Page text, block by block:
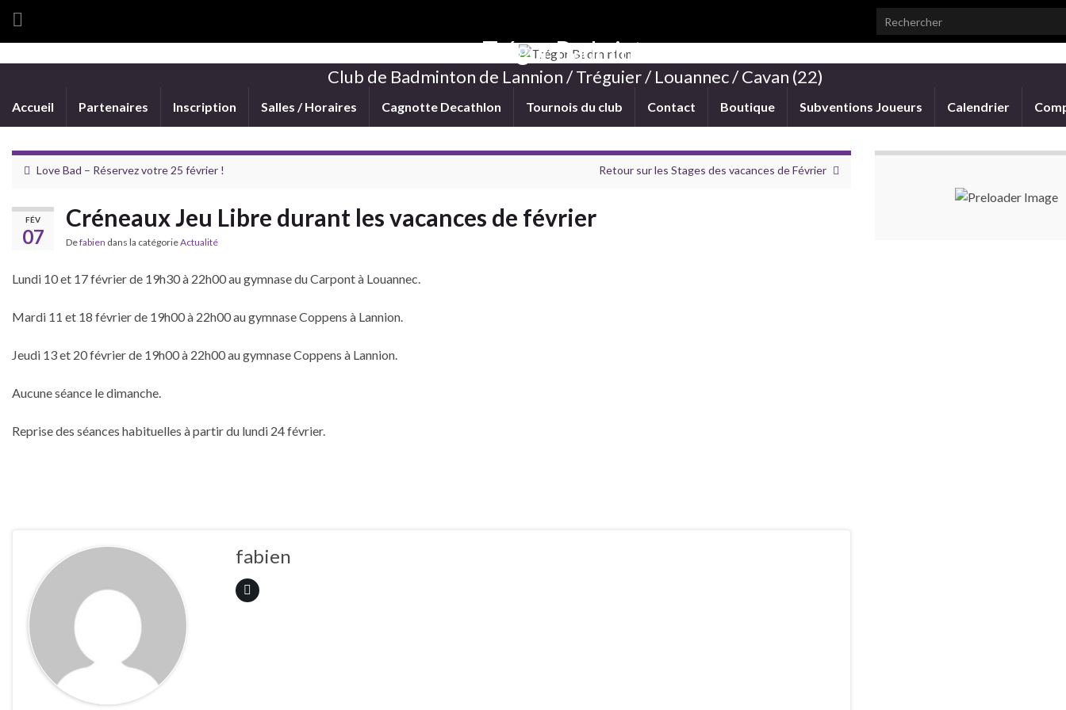
Search for:
Trégor Badminton
Club de Badminton de Lannion / Tréguier / Louannec / Cavan (22)
Accueil Partenaires Inscription Salles / Horaires Cagnotte Decathlon Tournois du club Contact Boutique Subventions Joueurs Calendrier
Love Bad – Réservez votre 25 février ! Retour sur les Stages des vacances de Février
FÉV
07
Créneaux Jeu Libre durant les vacances de février
Defabien dans la catégorieActualité
Lundi 10 et 17 février de 19h30 à 22h00 au gymnase du Carpont à Louannec.
Mardi 11 et 18 février de 19h00 à 22h00 au gymnase Coppens à Lannion.
Jeudi 13 et 20 février de 19h00 à 22h00 au gymnase Coppens à Lannion.
Aucune séance le dimanche.
Reprise des séances habituelles à partir du lundi 24 février.
fabien